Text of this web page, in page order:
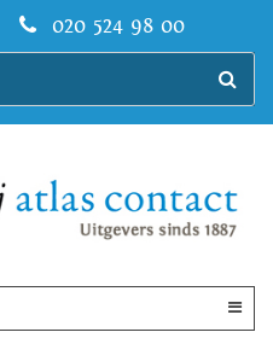
020 524 98 00